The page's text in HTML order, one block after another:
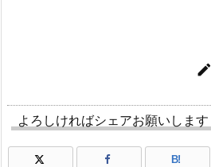

よろしければシェアお願いします
B!